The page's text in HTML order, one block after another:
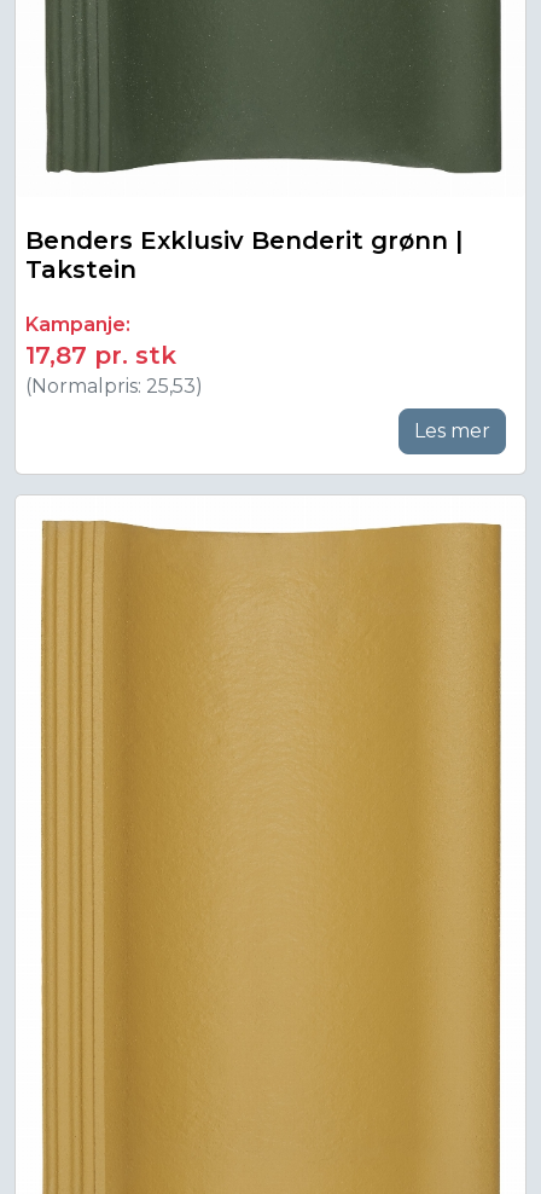
Benders Exklusiv Benderit grønn |
Takstein
Kampanje:
17,87 pr. stk
(Normalpris: 25,53)
Les mer